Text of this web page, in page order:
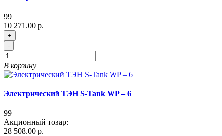
99
10 271.00 р.
+
-
В корзину
Электрический ТЭН S-Tank WP – 6
99
Акционный товар:
28 508.00 р.